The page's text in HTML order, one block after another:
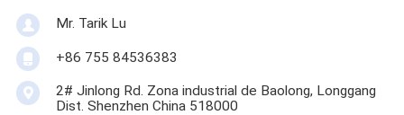
Mr. Tarik Lu
+86 755 84536383
2# Jinlong Rd. Zona industrial de Baolong, Longgang
Dist. Shenzhen China 518000